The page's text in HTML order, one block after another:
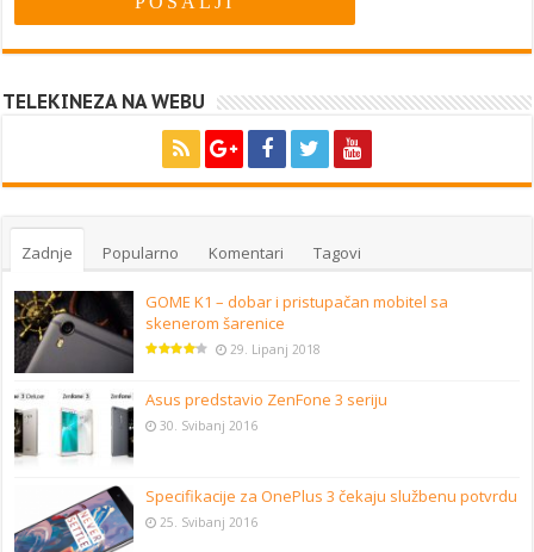
TELEKINEZA NA WEBU
Zadnje Popularno Komentari Tagovi
GOME K1 – dobar i pristupačan mobitel sa
skenerom šarenice
29. Lipanj 2018
Asus predstavio ZenFone 3 seriju
30. Svibanj 2016
Specifikacije za OnePlus 3 čekaju službenu potvrdu
25. Svibanj 2016